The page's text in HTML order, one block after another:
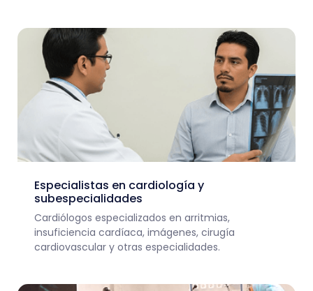
Especialistas en cardiología y
subespecialidades
Cardiólogos especializados en arritmias,
insuficiencia cardíaca, imágenes, cirugía
cardiovascular y otras especialidades.